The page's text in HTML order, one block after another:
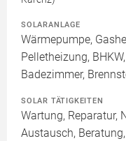
SOLARANLAGE
Wärmepumpe,
Pelletheizung,
Badezimmer,
SOLAR TÄTIGKEITEN
Wartung, Reparatur,
Austausch,